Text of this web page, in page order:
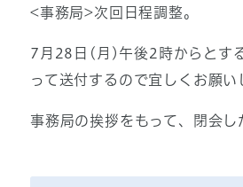
<事務局>次回日程調整。
7月28日(月)午後2時からとす
って送付するので宜しくお願い
事務局の挨拶をもって、閉会し